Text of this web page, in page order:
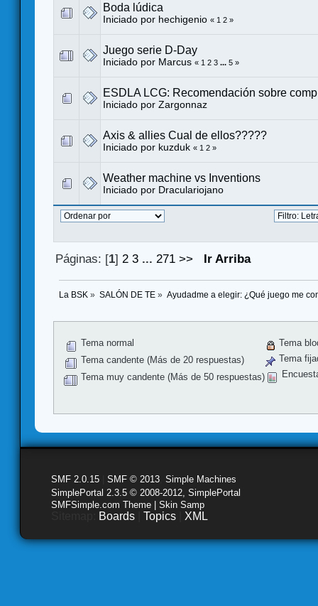
Boda lúdica
Iniciado por hechigenio « 1 2 »
Juego serie D-Day
Iniciado por Marcus « 1 2 3 ... 5 »
ESDLA LCG: Recomendación sobre
Iniciado por Zargonnaz
Axis & allies Cual de ellos?????
Iniciado por kuzduk « 1 2 »
Weather machine vs Inventions
Iniciado por Draculariojano
Páginas: [1] 2 3 ... 271 >> Ir Arriba
La BSK » SALÓN DE TE» Ayudadme a elegir: ¿Qué juego me
Tema normal
Tema candente (Más de 20 respuestas)
Tema muy candente (Más de 50 respuestas)
Tema
Tema
SMF 2.0.15 SMF © 2013 Simple Machines
SimplePortal 2.3.5 © 2008-2012, SimplePortal
SMFSimple.com Theme | Skin Samp
Boards Topics XML